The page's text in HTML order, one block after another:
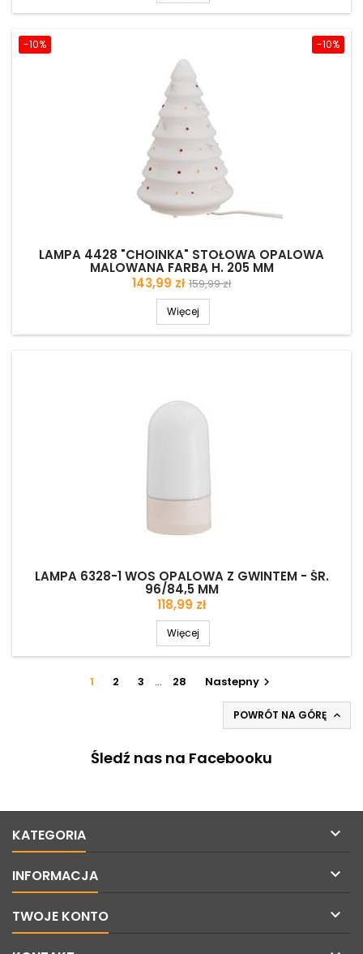
-10%
-10%
LAMPA 4428 "CHOINKA" STOŁOWA OPALOWA
MALOWANA FARBĄ H. 205 MM
Cena
143,99 zł Cena
podstawowa
159,99 zł
Więcej
LAMPA 6328-1 WOS OPALOWA Z GWINTEM - ŚR.
96/84,5 MM
Cena
118,99 zł
Więcej
1 2 3 … 28 Nastepny
POWRÓT NA GÓRĘ 
Śledź nas na Facebooku
KATEGORIA 
INFORMACJA 
TWOJE KONTO 